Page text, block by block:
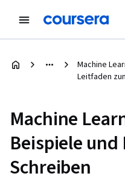
Machine
Leitfaden
Machine
Beispiele
Schreiben